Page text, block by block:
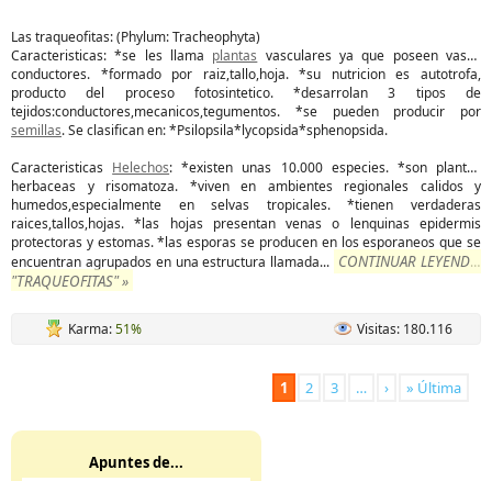
Las traqueofitas: (Phylum: Tracheophyta)
Caracteristicas: *se les llama plantas vasculares ya que poseen vasos
conductores. *formado por raiz,tallo,hoja. *su nutricion es autotrofa,
producto del proceso fotosintetico. *desarrolan 3 tipos de
tejidos:conductores,mecanicos,tegumentos. *se pueden producir por
semillas. Se clasifican en: *Psilopsila*lycopsida*sphenopsida.
Caracteristicas Helechos: *existen unas 10.000 especies. *son plantas
herbaceas y risomatoza. *viven en ambientes regionales calidos y
humedos,especialmente en selvas tropicales. *tienen verdaderas
raices,tallos,hojas. *las hojas presentan venas o lenquinas epidermis
protectoras y estomas. *las esporas se producen en los esporaneos que se
encuentran agrupados en una estructura llamada... CONTINUAR LEYENDO
"TRAQUEOFITAS" »
Karma:51% Visitas: 180.116
1 2 3 … › » Última
Apuntes de...